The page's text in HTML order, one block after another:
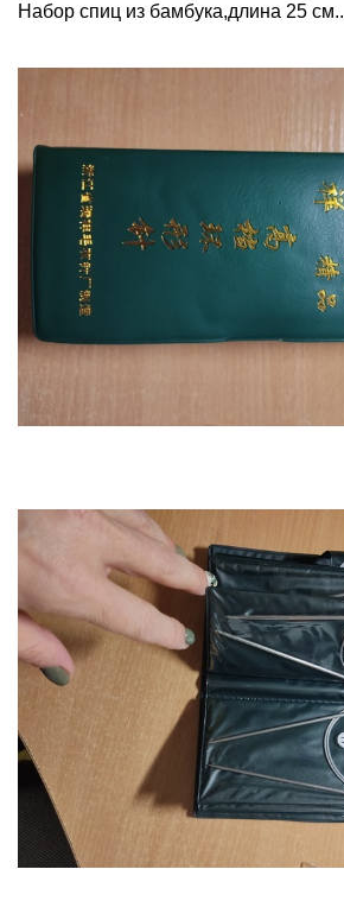
Набор спиц из бамбука,длина 25 см..